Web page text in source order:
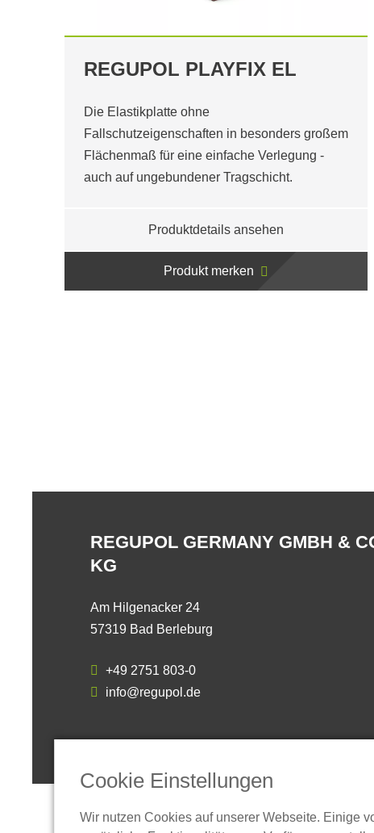
REGUPOL PLAYFIX EL
Die Elastikplatte ohne
Fallschutzeigenschaften in besonders großem
Flächenmaß für eine einfache Verlegung -
auch auf ungebundener Tragschicht.
Produktdetails ansehen
Produkt merken
REGUPOL GERMANY GMBH &
KG
Am Hilgenacker 24
57319 Bad Berleburg
+49 2751 803-0
info@regupol.de
Cookie Einstellungen
Wir nutzen Cookies auf unserer Webseite. Einige